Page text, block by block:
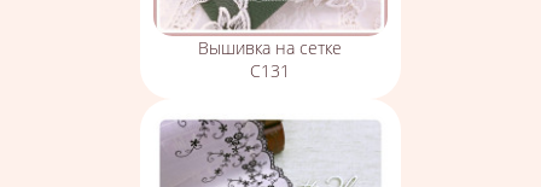
Вышивка на сетке
С131